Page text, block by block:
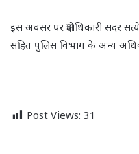
इस अवसर पर क्षेत्राधिकारी सदर
सहित पुलिस विभाग के अन्य
Post Views: 31